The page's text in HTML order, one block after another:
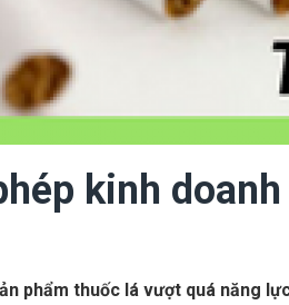
kinh
phẩm thuốc lá vượt quá năng